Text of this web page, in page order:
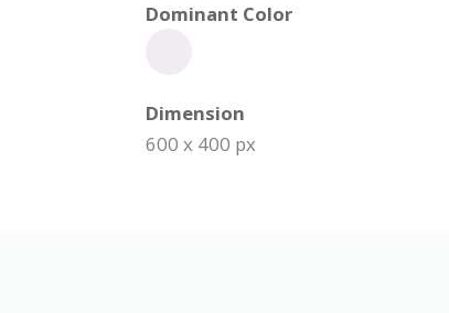
Dominant Color
Dimension
600 x 400 px